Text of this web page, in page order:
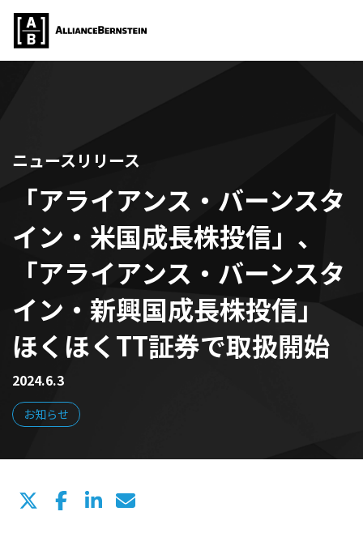
ニュースリリース
「アライアンス・バーンスタ
イン・米国成長株投信」、
「アライアンス・バーンスタ
イン・新興国成長株投信」
ほくほくTT証券で取扱開始
2024.6.3
お知らせ